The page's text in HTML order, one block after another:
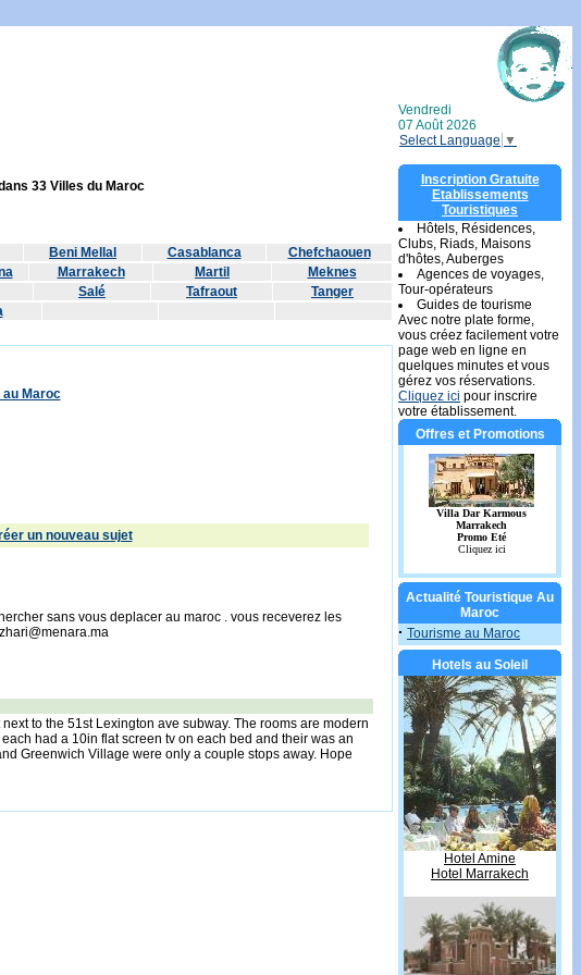
Vendredi
07 Août 2026
Select Language ▼
33 Villes du Maroc
Beni Mellal Casablanca
Chefchaouen
Marrakech Martil
Meknes
Salé Tafraout
Tanger
Maroc
un nouveau sujet
sans vous deplacer au maroc . vous receverez les
to the 51st Lexington ave subway. The rooms are modern
had a 10in flat screen tv on each bed and their was an
Greenwich Village were only a couple stops away. Hope
Inscription Gratuite
Etablissements
Touristiques
Hôtels, Résidences,
Clubs, Riads, Maisons
d'hôtes, Auberges
Agences de voyages,
Tour-opérateurs
Guides de tourisme
Avec notre plate forme,
vous créez facilement votre
page web en ligne en
quelques minutes et vous
gérez vos réservations.
Cliquez ici pour inscrire
votre établissement.
Offres et Promotions
Actualité Touristique Au
Maroc
· Tourisme au Maroc
Hotels au Soleil
Hotel Amine
Hotel Marrakech